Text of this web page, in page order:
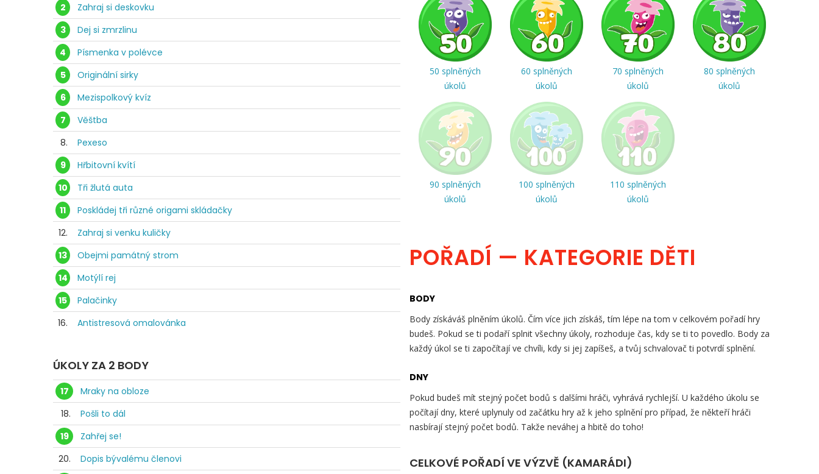
2
Zahraj si deskovku
3
Dej si zmrzlinu
4
Písmenka v polévce
5
Originální sirky
6
Mezispolkový kvíz
7
Věštba
8.
Pexeso
9
Hřbitovní kvítí
10
Tři žlutá auta
11
Poskládej tři různé origami skládačky
12.
Zahraj si venku kuličky
13
Obejmi památný strom
14
Motýlí rej
15
Palačinky
16.
Antistresová omalovánka
ÚKOLY ZA 2 BODY
17
Mraky na obloze
18.
Pošli to dál
19
Zahřej se!
20.
Dopis bývalému členovi
50 splněných
úkolů
60 splněných
úkolů
70 splněných
úkolů
80 splněných
úkolů
90 splněných
úkolů
100 splněných
úkolů
110 splněných
úkolů
POŘADÍ — KATEGORIE DĚTI
BODY
Body získáváš plněním úkolů. Čím více jich získáš, tím lépe na tom v celkovém pořadí hry
budeš. Pokud se ti podaří splnit všechny úkoly, rozhoduje čas, kdy se ti to povedlo. Body za
každý úkol se ti započítají ve chvíli, kdy si jej zapíšeš, a tvůj schvalovač ti potvrdí splnění.
DNY
Pokud budeš mít stejný počet bodů s dalšími hráči, vyhrává rychlejší. U každého úkolu se
počítají dny, které uplynuly od začátku hry až k jeho splnění pro případ, že někteří hráči
nasbírají stejný počet bodů. Takže neváhej a hbitě do toho!
CELKOVÉ POŘADÍ VE VÝZVĚ (KAMARÁDI)